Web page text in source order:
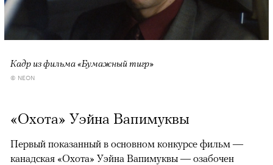
Кадр из фильма «Бумажный тигр»
© NEON
«Охота» Уэйна Вапимуквы
Первый показанный в основном конкурсе фильм —
канадская «Охота» Уэйна Вапимуквы — озабочен